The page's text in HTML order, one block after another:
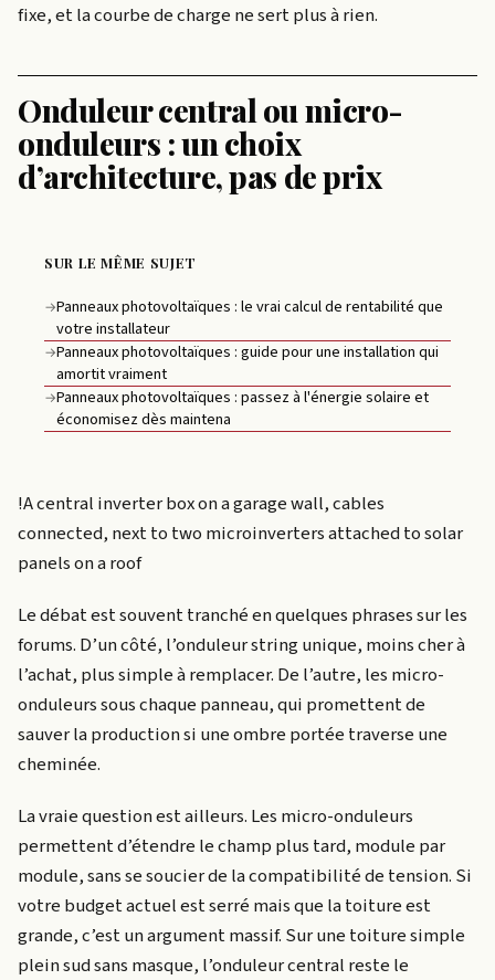
fixe, et la courbe de charge ne sert plus à rien.
Onduleur central ou micro-
onduleurs : un choix
d’architecture, pas de prix
SUR LE MÊME SUJET
→Panneaux photovoltaïques : le vrai calcul de rentabilité que
votre installateur
→Panneaux photovoltaïques : guide pour une installation qui
amortit vraiment
→Panneaux photovoltaïques : passez à l'énergie solaire et
économisez dès maintena
!A central inverter box on a garage wall, cables
connected, next to two microinverters attached to solar
panels on a roof
Le débat est souvent tranché en quelques phrases sur les
forums. D’un côté, l’onduleur string unique, moins cher à
l’achat, plus simple à remplacer. De l’autre, les micro-
onduleurs sous chaque panneau, qui promettent de
sauver la production si une ombre portée traverse une
cheminée.
La vraie question est ailleurs. Les micro-onduleurs
permettent d’étendre le champ plus tard, module par
module, sans se soucier de la compatibilité de tension. Si
votre budget actuel est serré mais que la toiture est
grande, c’est un argument massif. Sur une toiture simple
plein sud sans masque, l’onduleur central reste le